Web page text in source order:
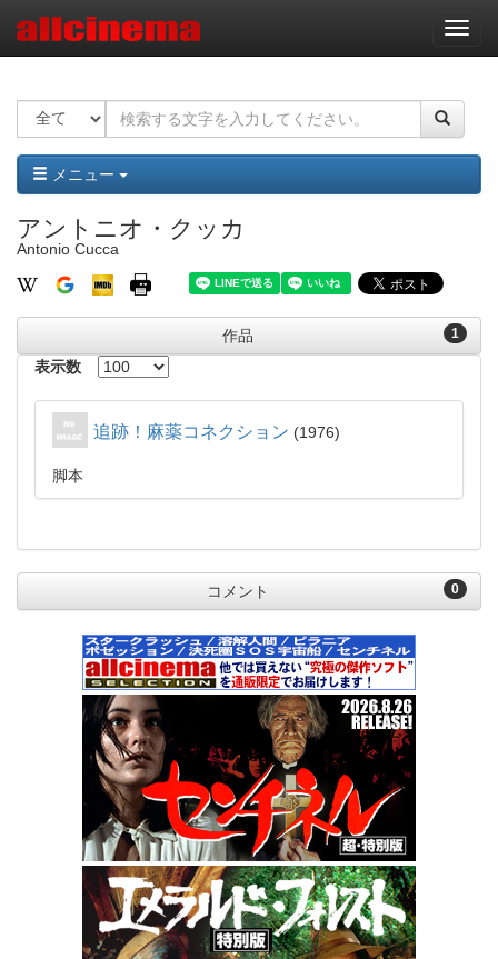
ナ
ビ
ー
ョ
ン
メニュー
アントニオ・クッカ
Antonio Cucca
1
作品
表示数
追跡！麻薬コネクション 1976
脚本
0
コメント